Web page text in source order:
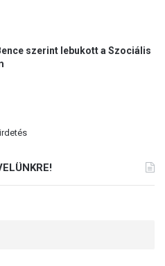
szerint lebukott a Szociális